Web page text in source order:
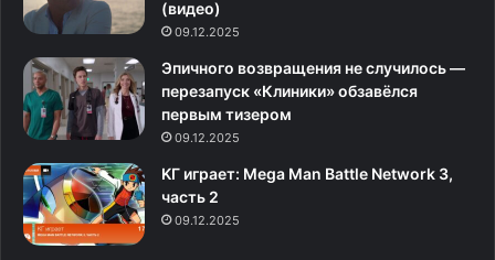
(видео)
09.12.2025
Эпичного возвращения не случилось —
перезапуск «Клиники» обзавёлся
первым тизером
09.12.2025
KГ игpaeт: Mega Man Battle Network 3,
часть 2
09.12.2025